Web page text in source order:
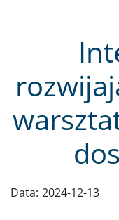
Data: 2024-12-13